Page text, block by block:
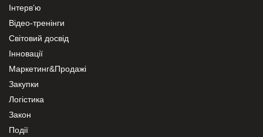
Інтерв’ю
Відео-тренінги
Світовий досвід
Інновації
Маркетинг&Продажі
Закупки
Логістика
Закон
Події